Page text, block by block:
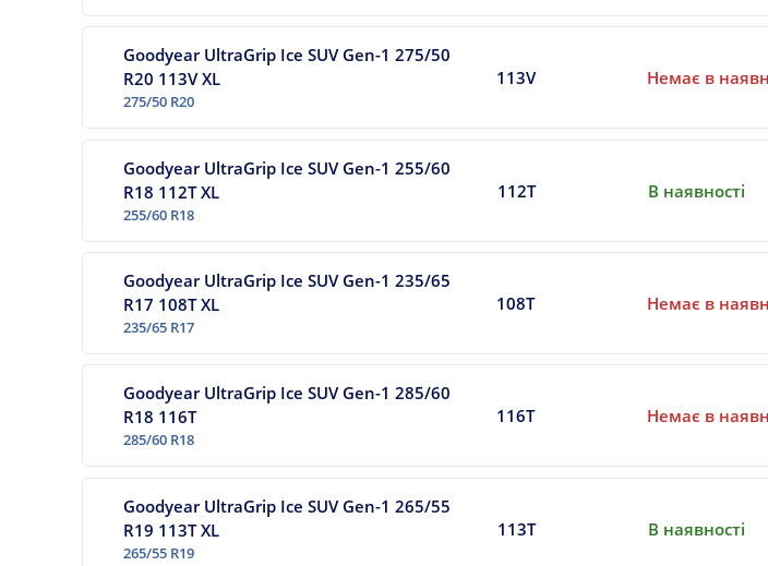
Goodyear UltraGrip Ice SUV Gen-1 275/50
R20 113V XL
275/50 R20
113V Немає в
Goodyear UltraGrip Ice SUV Gen-1 255/60
R18 112T XL
255/60 R18
112T В наявності
Goodyear UltraGrip Ice SUV Gen-1 235/65
R17 108T XL
235/65 R17
108T Немає в
Goodyear UltraGrip Ice SUV Gen-1 285/60
R18 116T
285/60 R18
116T Немає в
Goodyear UltraGrip Ice SUV Gen-1 265/55
R19 113T XL
265/55 R19
113T В наявності